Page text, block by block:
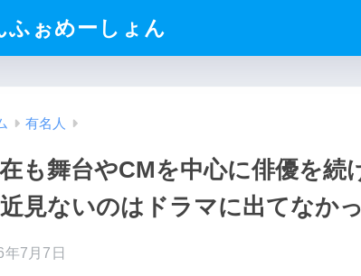
ふぉめーしょん
有名人
在も舞台やCMを中心に俳優を続
見ないのはドラマに出てなか
年7月7日